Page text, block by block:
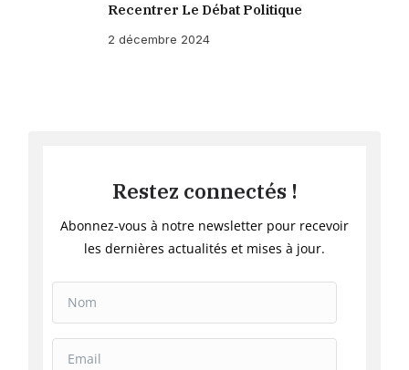
Recentrer Le Débat Politique
2 décembre 2024
Restez connectés !
Abonnez-vous à notre newsletter pour recevoir
les dernières actualités et mises à jour.